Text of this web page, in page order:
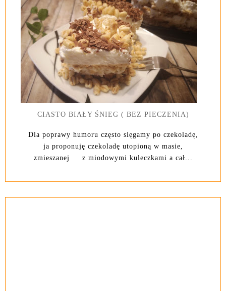
CIASTO BIAŁY ŚNIEG ( BEZ PIECZENIA)
Dla poprawy humoru często sięgamy po czekoladę,
ja proponuję czekoladę utopioną w masie,
zmieszanej z miodowymi kuleczkami a cał...